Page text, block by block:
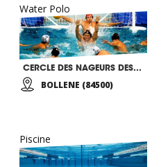
Water Polo
CERCLE DES NAGEURS DES PORTES DE PROVENCE
BOLLENE (84500)
Piscine